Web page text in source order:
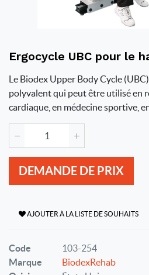
Ergocycle UBC pour le
Le Biodex Upper Body Cycle
polyvalent qui peut être utilisé en
cardiaque, en médecine sportive,
DEMANDE DE PRIX
AJOUTER À LA LISTE DE SOUHAITS
Code
103-254
Marque
BiodexRehab